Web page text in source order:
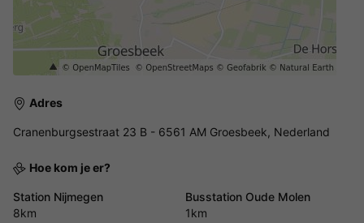
Adres
Cranenburgsestraat 23 B - 6561 AM Groesbeek, Nederland
Hoe kom je er?
Station Nijmegen
8km
Busstation Oude Molen
1km